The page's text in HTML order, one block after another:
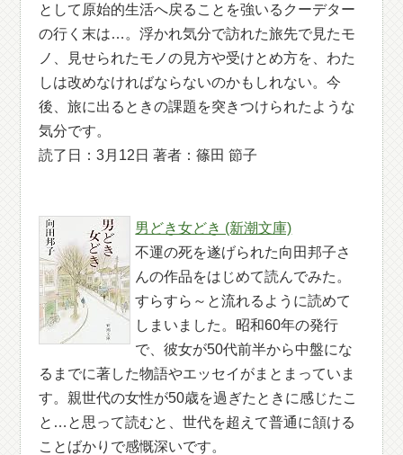
として原始的生活へ戻ることを強いるクーデター
の行く末は…。浮かれ気分で訪れた旅先で見たモ
ノ、見せられたモノの見方や受けとめ方を、わた
しは改めなければならないのかもしれない。今
後、旅に出るときの課題を突きつけられたような
気分です。
読了日：3月12日 著者：篠田 節子
男どき女どき (新潮文庫)
不運の死を遂げられた向田邦子さ
んの作品をはじめて読んでみた。
すらすら～と流れるように読めて
しまいました。昭和60年の発行
で、彼女が50代前半から中盤にな
るまでに著した物語やエッセイがまとまっていま
す。親世代の女性が50歳を過ぎたときに感じたこ
と…と思って読むと、世代を超えて普通に頷ける
ことばかりで感慨深いです。